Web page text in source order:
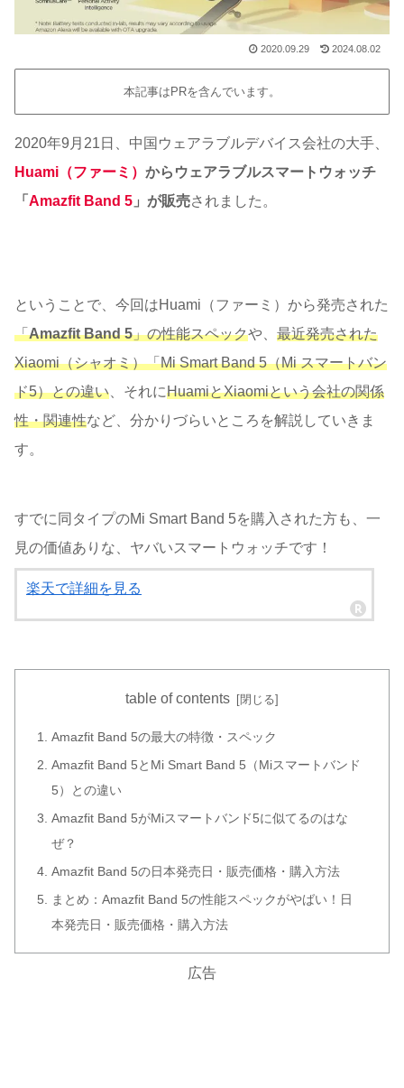
2020.09.29 2024.08.02
本記事はPRを含んでいます。
2020年9月21日、中国ウェアラブルデバイス会社の大手、
Huami（ファーミ） からウェアラブルスマートウォッチ
「 Amazfit Band 5 」が販売されました。
ということで、今回はHuami（ファーミ）から発売された
「Amazfit Band 5」の性能スペックや、 最近発売された
Xiaomi（シャオミ）「Mi Smart Band 5（Mi スマートバン
ド5）との違い 、それにHuamiとXiaomiという会社の関係
性・関連性など、分かりづらいところを解説していきま
す。
すでに同タイプのMi Smart Band 5を購入された方も、一
見の価値ありな、ヤバいスマートウォッチです！
楽天で詳細を見る
table of contents
Amazfit Band 5の最大の特徴・スペック
Amazfit Band 5とMi Smart Band 5（Miスマートバンド
5）との違い
Amazfit Band 5がMiスマートバンド5に似てるのはな
ぜ？
Amazfit Band 5の日本発売日・販売価格・購入方法
まとめ：Amazfit Band 5の性能スペックがやばい！日
本発売日・販売価格・購入方法
広告